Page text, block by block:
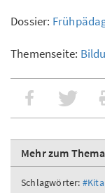
Dossier:
Themenseite:
Mehr zum Thema
Schlagwörter: #Kita